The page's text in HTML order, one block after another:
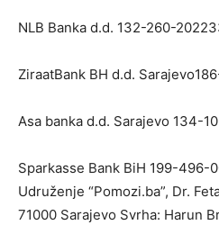
NLB Banka d.d. 132-260-
ZiraatBank BH d.d.
Asa banka d.d. Sarajevo 134-
Sparkasse Bank BiH 199-496-
Udruženje “Pomozi.ba”, Dr.
71000 Sarajevo Svrha: Harun